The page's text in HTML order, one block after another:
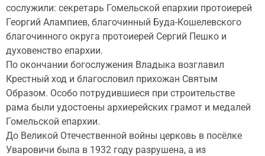
сослужили: секретарь Гомельской епархии протоиерей
Георгий Алампиев, благочинный Буда-Кошелевского
благочинного округа протоиерей Сергий Пешко и
духовенство епархии.
По окончании богослужения Владыка возглавил
Крестный ход и благословил прихожан Святым
Образом. Особо потрудившиеся при строительстве
рама были удостоены архиерейских грамот и медалей
Гомельской епархии.
До Великой Отечественной войны церковь в посёлке
Уваровичи была в 1932 году разрушена, а из